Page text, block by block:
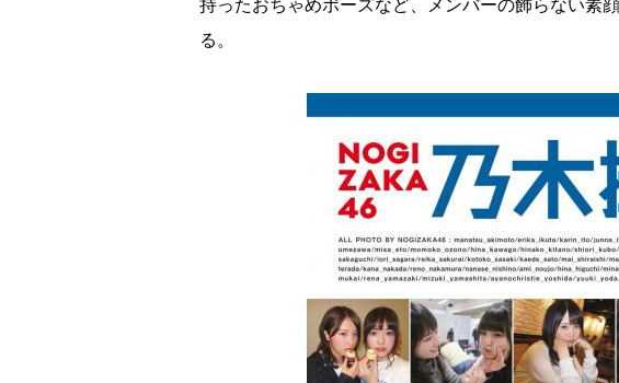
持ったおちゃめポーズなど、メンバーの飾らない素
る。